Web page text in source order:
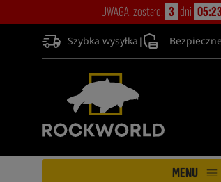
UWAGA! zostało: 3 dni
Szybka wysyłka |
MENU